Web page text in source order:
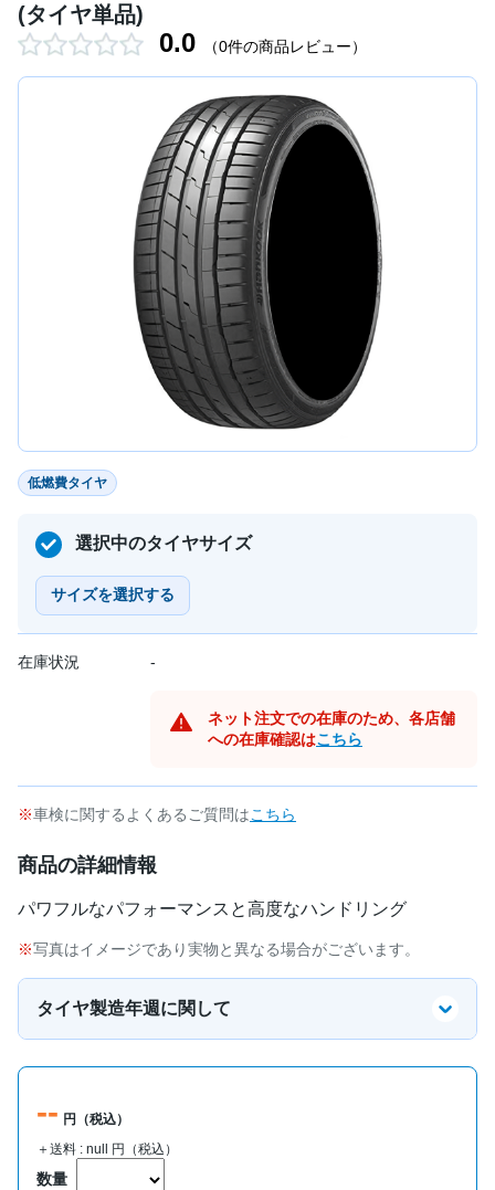
(タイヤ単品)
0.0 （0件の商品レビュー）
低燃費タイヤ
選択中のタイヤサイズ
サイズを選択する
在庫状況 -
ネット注文での在庫のため、各店舗
への在庫確認はこちら
車検に関するよくあるご質問はこちら
商品の詳細情報
パワフルなパフォーマンスと高度なハンドリング
写真はイメージであり実物と異なる場合がございます。
タイヤ製造年週に関して
-- 円（税込）
＋送料 : null 円（税込）
数量